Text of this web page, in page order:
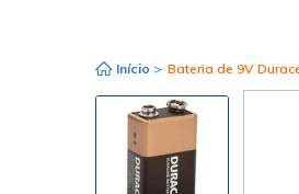
Início > Bateria de 9V